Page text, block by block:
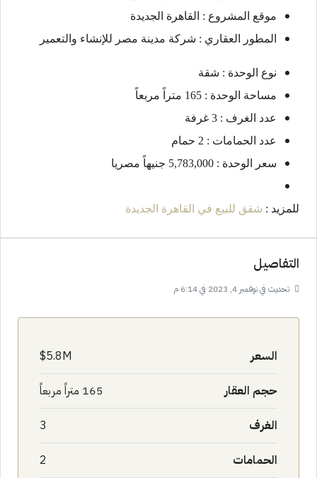
موقع المشروع : القاهرة الجديدة
المطور العقاري : شركة مدينة مصر للإنشاء والتعمير
نوع الوحدة : شقة
مساحة الوحدة : 165 متراً مربعاً
عدد الغرف : 3 غرفة
عدد الحمامات : 2 حمام
سعر الوحدة : 5,783,000 جنيهاً مصريا
للمزيد : شقق للبيع في القاهرة الجديدة
التفاصيل
تحديث في نوفمبر 4, 2023 في 6:14 م
السعر 5.8M$
حجم العقار 165 متراً مربعاً
الغرف 3
الحمامات 2